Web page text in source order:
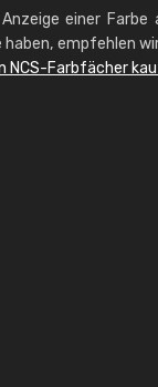
einer
empfehlen
NCS-Farbfächer